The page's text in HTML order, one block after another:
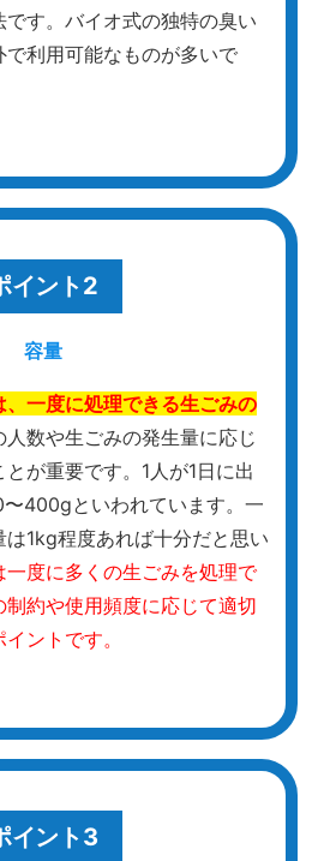
す。バイオ式の独特の臭い
利用可能なものが多いで
イント2
容量
一度に処理できる生ごみの
人数や生ごみの発生量に応じ
が重要です。 1人が1日に出
400gといわれています。一
は1kg程度あれば十分だと思い
一度に多くの生ごみを処理で
約や使用頻度に応じて適切
ントです。
イント3